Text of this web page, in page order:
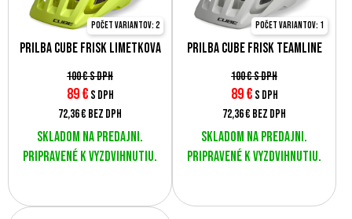
Prilba Cube Frisk limetková
Počet variantov: 2
100 €s DPH
89€ s DPH
72,36 € bez DPH
Skladom na predajni.
Pripravené k vyzdvihnutiu.
Prilba CUBE Frisk Teamline
Počet variantov: 1
100 €s DPH
89€ s DPH
72,36 € bez DPH
Skladom na predajni.
Pripravené k vyzdvihnutiu.